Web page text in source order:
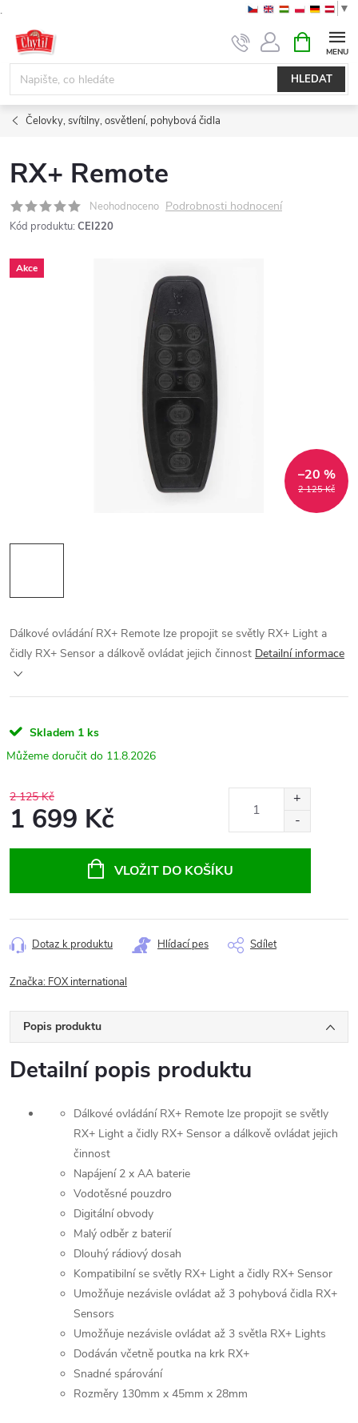
.
obsah
▼
HLEDAT
NÁKUPNÍ
KOŠÍK
Čelovky, svítilny, osvětlení, pohybová čidla
RX+ Remote
Neohodnoceno Podrobnosti hodnocení
Kód produktu: CEI220
Akce
2 125 Kč
–20 %
Dálkové ovládání RX+ Remote lze propojit se světly RX+ Light a
čidly RX+ Sensor a dálkově ovládat jejich činnost Detailní informace
Skladem 1 ks
11.8.2026
2 125 Kč
1 699 Kč
VLOŽIT DO KOŠÍKU
Dotaz k produktu Hlídací pes Sdílet
Značka: FOX international
Popis produktu
Detailní popis produktu
Dálkové ovládání RX+ Remote lze propojit se světly
RX+ Light a čidly RX+ Sensor a dálkově ovládat jejich
činnost
Napájení 2 x AA baterie
Vodotěsné pouzdro
Digitální obvody
Malý odběr z baterií
Dlouhý rádiový dosah
Kompatibilní se světly RX+ Light a čidly RX+ Sensor
Umožňuje nezávisle ovládat až 3 pohybová čidla RX+
Sensors
Umožňuje nezávisle ovládat až 3 světla RX+ Lights
Dodáván včetně poutka na krk RX+
Snadné spárování
Rozměry 130mm x 45mm x 28mm